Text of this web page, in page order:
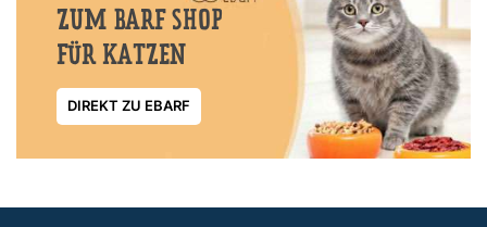
ZUM BARF SHOP
FÜR KATZEN
DIREKT ZU EBARF